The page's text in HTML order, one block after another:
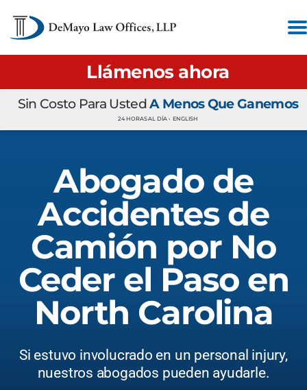
Llámenos ahora
Sin Costo Para UstedA Menos Que Ganemos
24 HORAS AL DÍA • ENGLISH
Abogado de
Accidentes de
Camión por No
Ceder el Paso en
North Carolina
Si estuvo involucrado en un personal injury,
nuestros abogados pueden ayudarle.